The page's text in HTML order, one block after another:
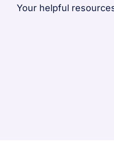
Your helpful